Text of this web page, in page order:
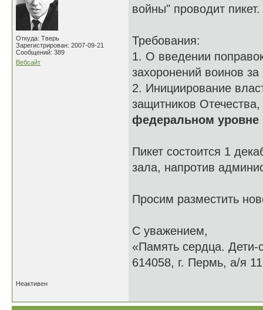
Откуда: Тверь
Зарегистрирован: 2007-09-21
Сообщений: 389
Вебсайт
войны" проводит пикет.
Требования:
1. О введении
захоронений воинов
2. Инициирование
защитников
федеральном уровне
Пикет состоится 1
зала, напротив
Просим разместить
С уважением,
«Память сердца. Дети-
614058, г. Пермь, а/я
Неактивен